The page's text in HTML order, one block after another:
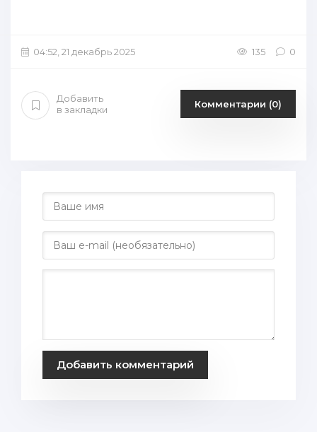
04:52, 21 декабрь 2025 135 0
Добавить
в закладки
Комментарии (0)
Добавить комментарий